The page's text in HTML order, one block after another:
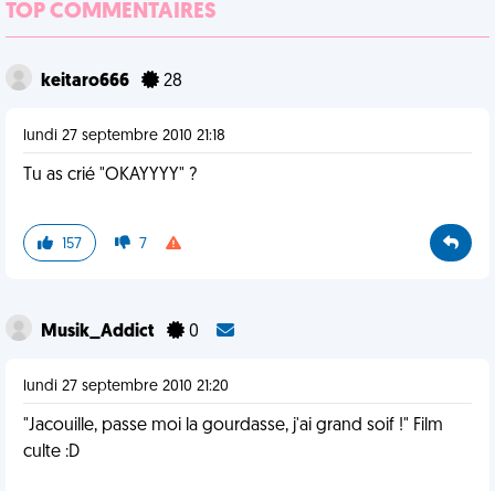
TOP COMMENTAIRES
keitaro666 28
lundi 27 septembre 2010 21:18
Tu as crié "OKAYYYY" ?
157 7
Musik_Addict 0
lundi 27 septembre 2010 21:20
"Jacouille, passe moi la gourdasse, j'ai grand soif !" Film
culte :D